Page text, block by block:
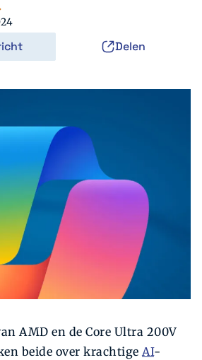
Delen
AMD en de Core Ultra 200V
beide over krachtige AI-